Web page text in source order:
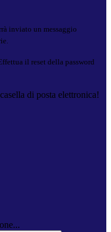
inviato un messaggio
il reset della password
di posta elettronica!